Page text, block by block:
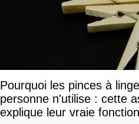
Pourquoi les pinces à
personne n'utilise : cette
explique leur vraie